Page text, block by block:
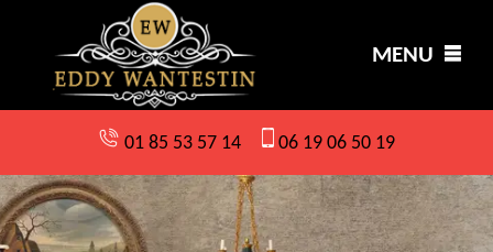
MENU
01 85 53 57 14 06 19 06 50 19